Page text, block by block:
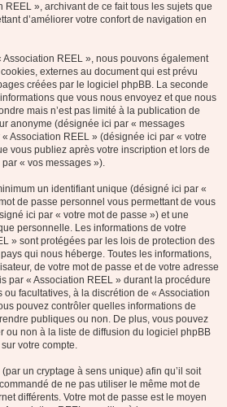
REEL », archivant de ce fait tous les sujets que
d’améliorer votre confort de navigation en
Association REEL », nous pouvons également
externes au document qui est prévu
créées par le logiciel phpBB. La seconde
que vous nous envoyez et que nous
mais n’est pas limité à la publication de
anonyme (désignée ici par « messages
Association REEL » (désignée ici par « votre
vous publiez après votre inscription et lors de
« vos messages »).
un identifiant unique (désigné ici par «
de passe personnel vous permettant de vous
ici par « votre mot de passe ») et une
personnelle. Les informations de votre
» sont protégées par les lois de protection des
qui nous héberge. Toutes les informations,
de votre mot de passe et de votre adresse
par « Association REEL » durant la procédure
ou facultatives, à la discrétion de « Association
pouvez contrôler quelles informations de
publiques ou non. De plus, vous pouvez
ou non à la liste de diffusion du logiciel phpBB
votre compte.
un cryptage à sens unique) afin qu’il soit
de ne pas utiliser le même mot de
différents. Votre mot de passe est le moyen